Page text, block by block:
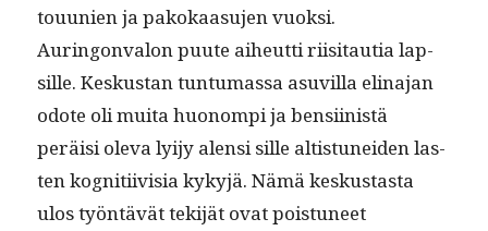
tou­u­nien ja pakokaa­su­jen vuok­si.
Auringonva­l­on puute aiheut­ti riisi­tau­tia lap­
sille. Keskus­tan tun­tu­mas­sa asuvil­la eli­na­jan
odote oli mui­ta huonom­pi ja ben­si­in­istä
peräisi ole­va lyi­jy alen­si sille altistunei­den las­
ten kog­ni­ti­ivisia kykyjä. Nämä keskus­tas­ta
ulos työn­tävät tek­i­jät ovat pois­tuneet